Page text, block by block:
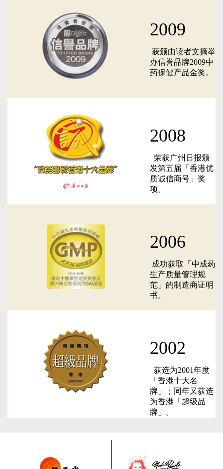
2009
获颁由读者文摘举
办信誉品牌2009中
药保健产品金奖。
2008
荣获广州日报颁
发第五届「香港优
质诚信商号」奖
项。
2006
成功获取「中成药
生产质量管理规
范」的制造商证明
书。
2002
获选为2001年度
「香港十大名
牌」；同年又获选
为香港「超级品
牌」。